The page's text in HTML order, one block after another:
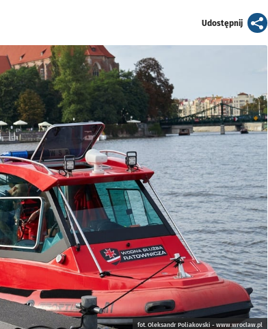
Udostępnijartykuł
fot. Oleksandr Poliakovski - www.wroclaw.pl